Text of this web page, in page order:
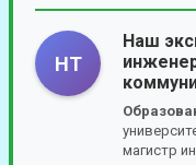
НТ
Наш
магистр